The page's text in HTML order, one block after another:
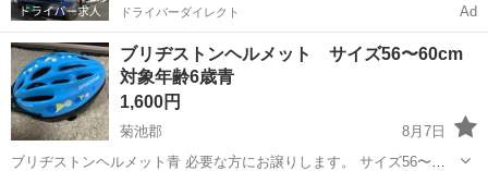
ドライバーダイレクト Ad
ブリヂストンヘルメット サイズ56〜60cm
対象年齢6歳青
1,600円
菊池郡
8月7日
ブリヂストンヘルメット青 必要な方にお譲りします。 サイズ56〜